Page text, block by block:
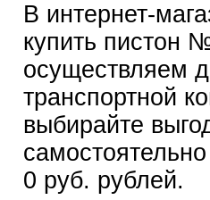
В интернет-
купить пистон
осуществляем
транспортной
выбирайте
0 руб. рублей.